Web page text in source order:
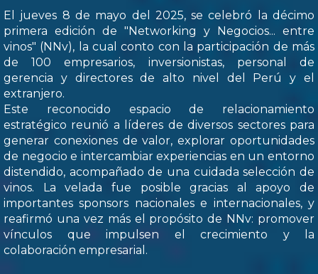
El jueves 8 de mayo del 2025, se celebró la décimo
primera edición de "Networking y Negocios... entre
vinos" (NNv), la cual conto con la participación de más
de 100 empresarios, inversionistas, personal de
gerencia y directores de alto nivel del Perú y el
extranjero.
Este reconocido espacio de relacionamiento
estratégico reunió a líderes de diversos sectores para
generar conexiones de valor, explorar oportunidades
de negocio e intercambiar experiencias en un entorno
distendido, acompañado de una cuidada selección de
vinos. La velada fue posible gracias al apoyo de
importantes sponsors nacionales e internacionales, y
reafirmó una vez más el propósito de NNv: promover
vínculos que impulsen el crecimiento y la
colaboración empresarial.